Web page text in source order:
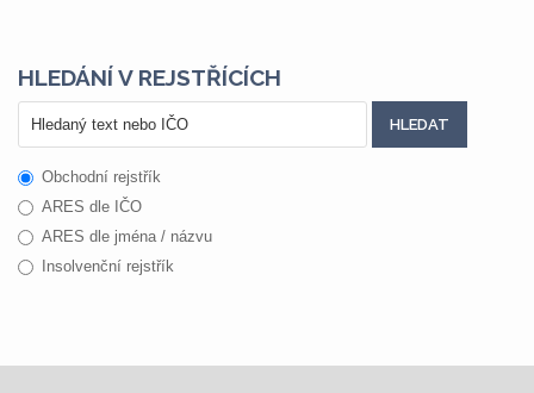
HLEDÁNÍ V REJSTŘÍCÍCH
Obchodní rejstřík
ARES dle IČO
ARES dle jména / názvu
Insolvenční rejstřík